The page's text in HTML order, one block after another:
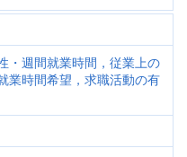
・週間就業時間，従業上の
業時間希望，求職活動の有